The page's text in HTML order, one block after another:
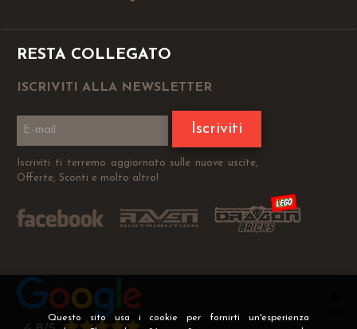
Questo sito usa i cookie per fornirti un'esperienza
RESTA COLLEGATO
ISCRIVITI ALLA NEWSLETTER
Iscriviti
Iscriviti ti terremo aggiornato sulle nuove uscite,
Offerte, Sconti e molto altro!